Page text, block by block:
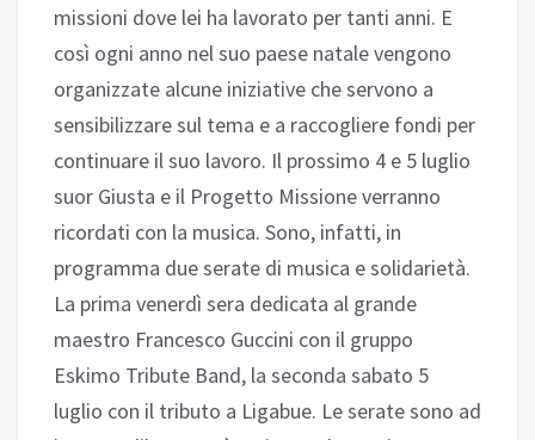
missioni dove lei ha lavorato per tanti anni. E
così ogni anno nel suo paese natale vengono
organizzate alcune iniziative che servono a
sensibilizzare sul tema e a raccogliere fondi per
continuare il suo lavoro. Il prossimo 4 e 5 luglio
suor Giusta e il Progetto Missione verranno
ricordati con la musica. Sono, infatti, in
programma due serate di musica e solidarietà.
La prima venerdì sera dedicata al grande
maestro Francesco Guccini con il gruppo
Eskimo Tribute Band, la seconda sabato 5
luglio con il tributo a Ligabue. Le serate sono ad